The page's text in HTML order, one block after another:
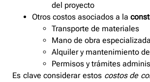
del proyecto
Otros costos asociados a la
Transporte de materiales
Mano de obra especializada
Alquiler y mantenimiento
Permisos y trámites
Es clave considerar estos costos de